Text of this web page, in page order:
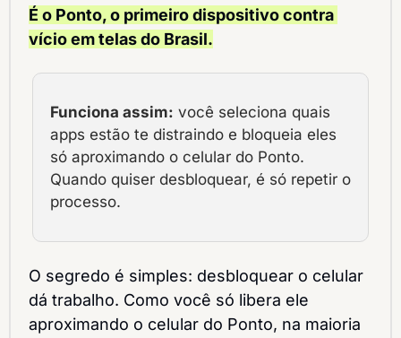
É o Ponto, o primeiro dispositivo contra
vício em telas do Brasil.
Funciona assim: você seleciona quais
apps estão te distraindo e bloqueia eles
só aproximando o celular do Ponto.
Quando quiser desbloquear, é só repetir o
processo.
O segredo é simples: desbloquear o celular
dá trabalho. Como você só libera ele
aproximando o celular do Ponto, na maioria